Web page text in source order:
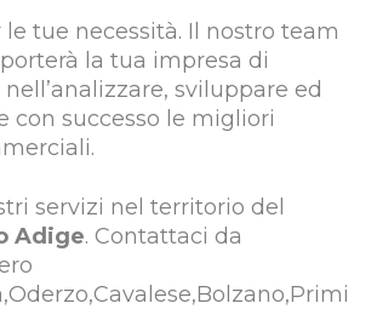
tue necessità. Il nostro team
la tua impresa di
sviluppare ed
con successo le migliori
servizi nel territorio del
Adige. Contattaci da